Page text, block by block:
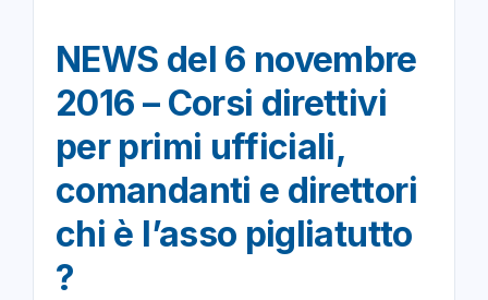
NEWS del 6 novembre
2016 – Corsi direttivi
per primi ufficiali,
comandanti e direttori
chi è l’asso pigliatutto
?